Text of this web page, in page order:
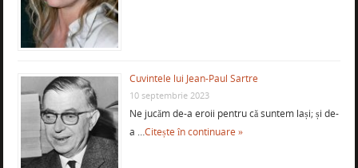
Cuvintele lui Jean-Paul Sartre
10 septembrie 2023
Ne jucăm de-a eroii pentru că suntem lași; și de-
a …Citește în continuare »